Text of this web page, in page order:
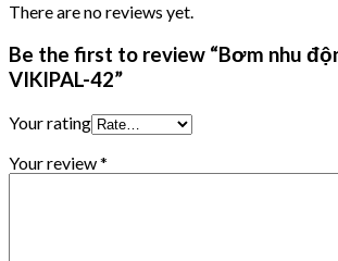
There are no reviews yet.
Be the first to review “Bơm nhu
VIKIPAL-42”
Your rating
Your review*